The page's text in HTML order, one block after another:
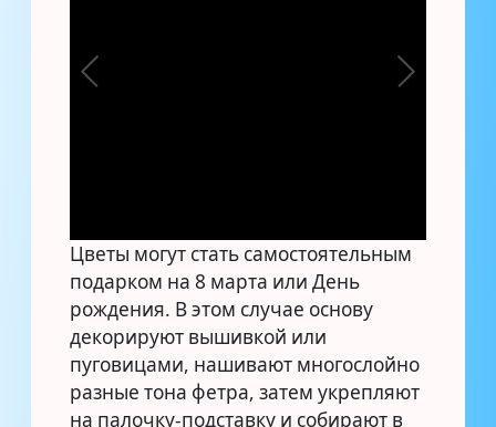
Цветы могут стать самостоятельным
подарком на 8 марта или День
рождения. В этом случае основу
декорируют вышивкой или
пуговицами, нашивают многослойно
разные тона фетра, затем укрепляют
на палочку-подставку и собирают в